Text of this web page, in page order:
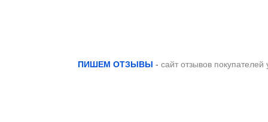
ПИШЕМ ОТЗЫВЫ - сайт отзывов покупателей